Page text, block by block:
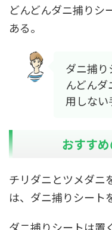
どんどんダニ捕りシ
ある。
ダニ捕
んどん
用しない
おすす
チリダニとツメダニ
は、ダニ捕りシート